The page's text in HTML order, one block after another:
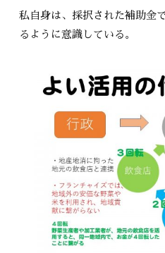
私自身は、採択された補助金
るように意識している。